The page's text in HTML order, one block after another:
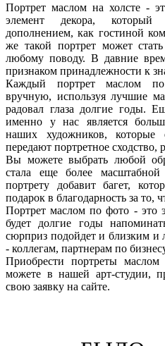
Портрет маслом на холсте -
элемент декора,
дополнением, как гостиной
же такой портрет может
любому поводу. В давние
признаком принадлежности к
Каждый портрет маслом
вручную, используя лучшие
радовал глаза долгие годы.
именно у нас является
наших художников, которые
передают портретное сходство,
Вы можете выбрать любой
стала еще более
портрету добавит багет,
подарок в благодарность за то,
Портрет маслом по фото - это
будет долгие годы
сюрприз подойдет и близким
- коллегам, партнерам по
Приобрести портреты
можете в нашей арт-студии,
свою заявку на сайте.